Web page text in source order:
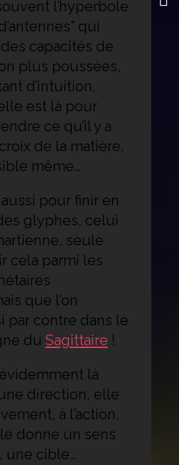
l’hyperbole
qui
capacités de
plus poussées,
d’intuition,
est là pour
ce qu’il y a
de la matière,
même…
pour finir en
glyphes, celui
seule
cela parmi les
que l’on
par contre dans le
du Sagittaire !
là
direction, elle
à l’action,
donne un sens
une cible…